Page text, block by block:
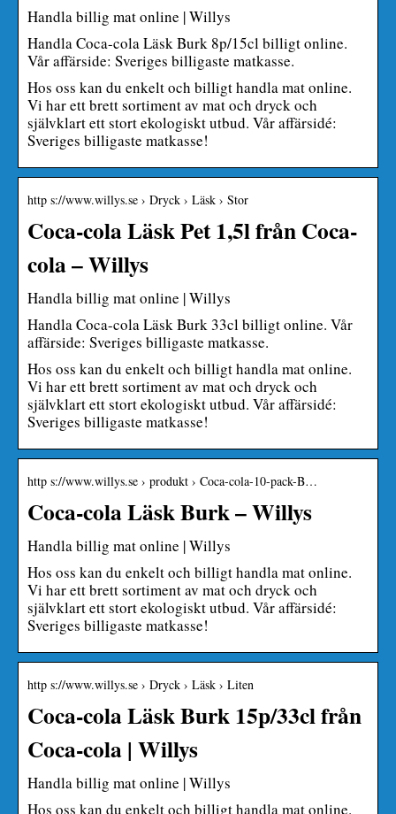
Handla billig mat online | Willys
Handla Coca-cola Läsk Burk 8p/15cl billigt online.
Vår affärside: Sveriges billigaste matkasse.
Hos oss kan du enkelt och billigt handla mat online.
Vi har ett brett sortiment av mat och dryck och
självklart ett stort ekologiskt utbud. Vår affärsidé:
Sveriges billigaste matkasse!
http s://www.willys.se › Dryck › Läsk › Stor
Coca-cola Läsk Pet 1,5l från Coca-
cola – Willys
Handla billig mat online | Willys
Handla Coca-cola Läsk Burk 33cl billigt online. Vår
affärside: Sveriges billigaste matkasse.
Hos oss kan du enkelt och billigt handla mat online.
Vi har ett brett sortiment av mat och dryck och
självklart ett stort ekologiskt utbud. Vår affärsidé:
Sveriges billigaste matkasse!
http s://www.willys.se › produkt › Coca-cola-10-pack-B…
Coca-cola Läsk Burk – Willys
Handla billig mat online | Willys
Hos oss kan du enkelt och billigt handla mat online.
Vi har ett brett sortiment av mat och dryck och
självklart ett stort ekologiskt utbud. Vår affärsidé:
Sveriges billigaste matkasse!
http s://www.willys.se › Dryck › Läsk › Liten
Coca-cola Läsk Burk 15p/33cl från
Coca-cola | Willys
Handla billig mat online | Willys
Hos oss kan du enkelt och billigt handla mat online.